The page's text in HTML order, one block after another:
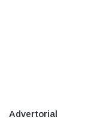
Advertorial